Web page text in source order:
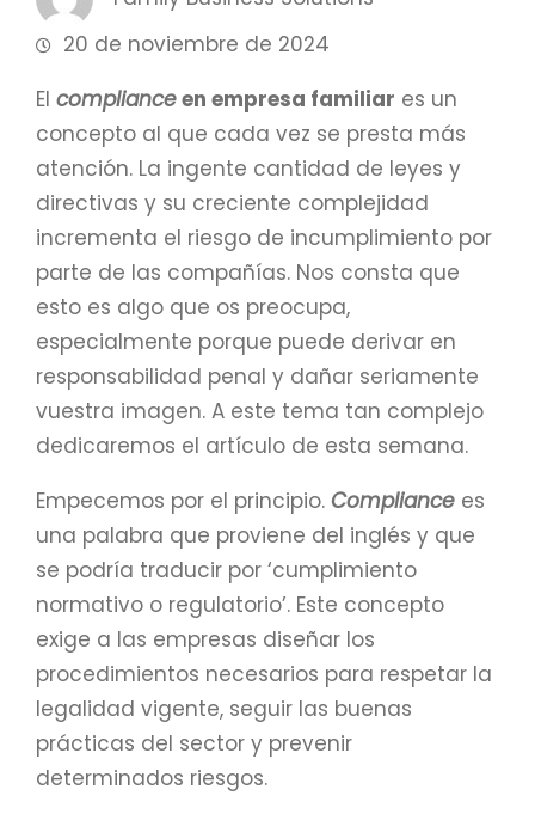
20 de noviembre de 2024
El complianceen empresa familiar es un
concepto al que cada vez se presta más
atención. La ingente cantidad de leyes y
directivas y su creciente complejidad
incrementa el riesgo de incumplimiento por
parte de las compañías. Nos consta que
esto es algo que os preocupa,
especialmente porque puede derivar en
responsabilidad penal y dañar seriamente
vuestra imagen. A este tema tan complejo
dedicaremos el artículo de esta semana.
Empecemos por el principio. Compliance es
una palabra que proviene del inglés y que
se podría traducir por ‘cumplimiento
normativo o regulatorio’. Este concepto
exige a las empresas diseñar los
procedimientos necesarios para respetar la
legalidad vigente, seguir las buenas
prácticas del sector y prevenir
determinados riesgos.